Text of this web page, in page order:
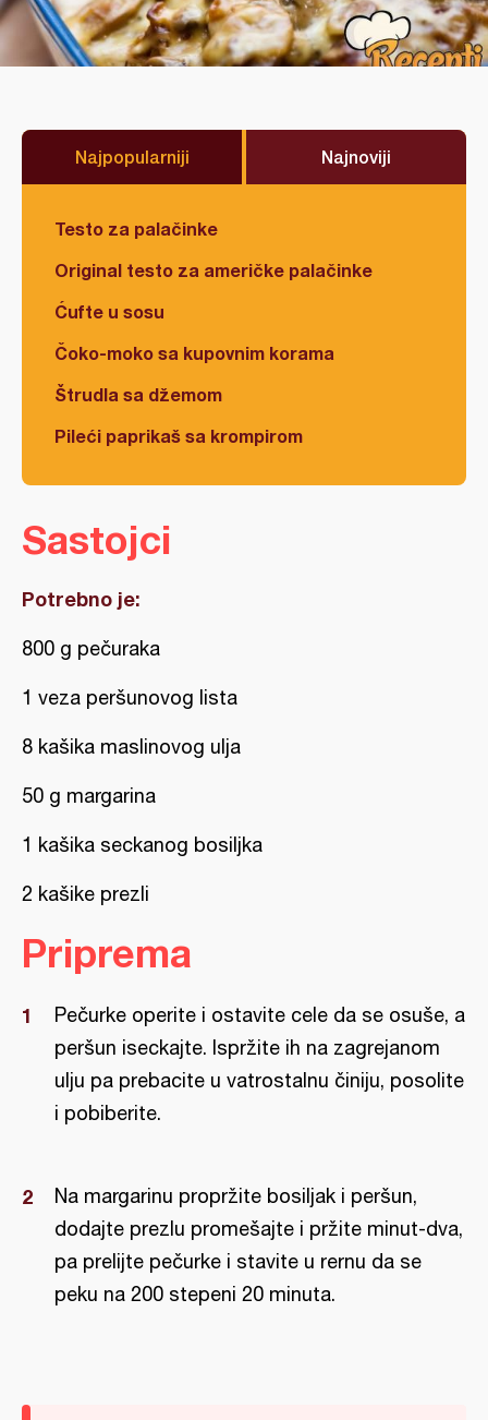
Najpopularniji Najnoviji
Testo za palačinke
Original testo za američke palačinke
Ćufte u sosu
Čoko-moko sa kupovnim korama
Štrudla sa džemom
Pileći paprikaš sa krompirom
Sastojci
Potrebno je:
800 g pečuraka
1 veza peršunovog lista
8 kašika maslinovog ulja
50 g margarina
1 kašika seckanog bosiljka
2 kašike prezli
Priprema
Pečurke operite i ostavite cele da se osuše, a
peršun iseckajte. Ispržite ih na zagrejanom
ulju pa prebacite u vatrostalnu činiju, posolite
i pobiberite.
Na margarinu propržite bosiljak i peršun,
dodajte prezlu promešajte i pržite minut-dva,
pa prelijte pečurke i stavite u rernu da se
peku na 200 stepeni 20 minuta.